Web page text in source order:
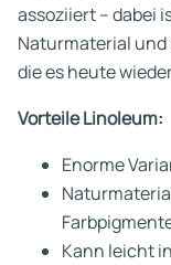
assoziiert – dabei
Naturmaterial und
die es heute
Vorteile Linoleum:
Enorme
Kann leicht